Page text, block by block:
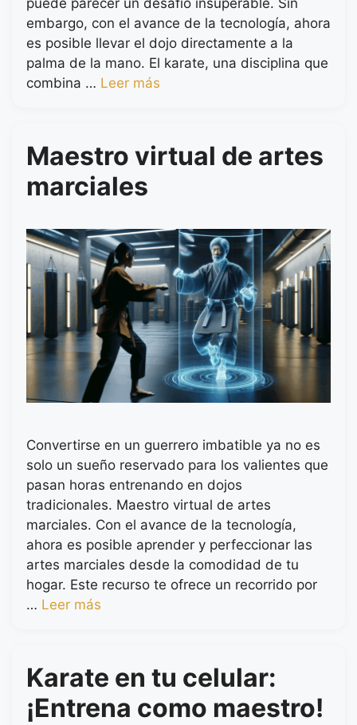
puede parecer un desafío insuperable. Sin
embargo, con el avance de la tecnología, ahora
es posible llevar el dojo directamente a la
palma de la mano. El karate, una disciplina que
combina … Leer más
Maestro virtual de artes
marciales
Convertirse en un guerrero imbatible ya no es
solo un sueño reservado para los valientes que
pasan horas entrenando en dojos
tradicionales. Maestro virtual de artes
marciales. Con el avance de la tecnología,
ahora es posible aprender y perfeccionar las
artes marciales desde la comodidad de tu
hogar. Este recurso te ofrece un recorrido por
… Leer más
Karate en tu celular:
¡Entrena como maestro!